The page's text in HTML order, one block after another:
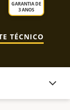
GARANTIA DE
3 ANOS
TÉCNICO